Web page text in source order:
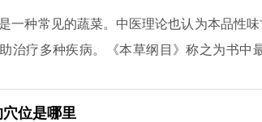
一种常见的蔬菜。中医理论也认为本品性
治疗多种疾病。《本草纲目》称之为书中
位是哪里